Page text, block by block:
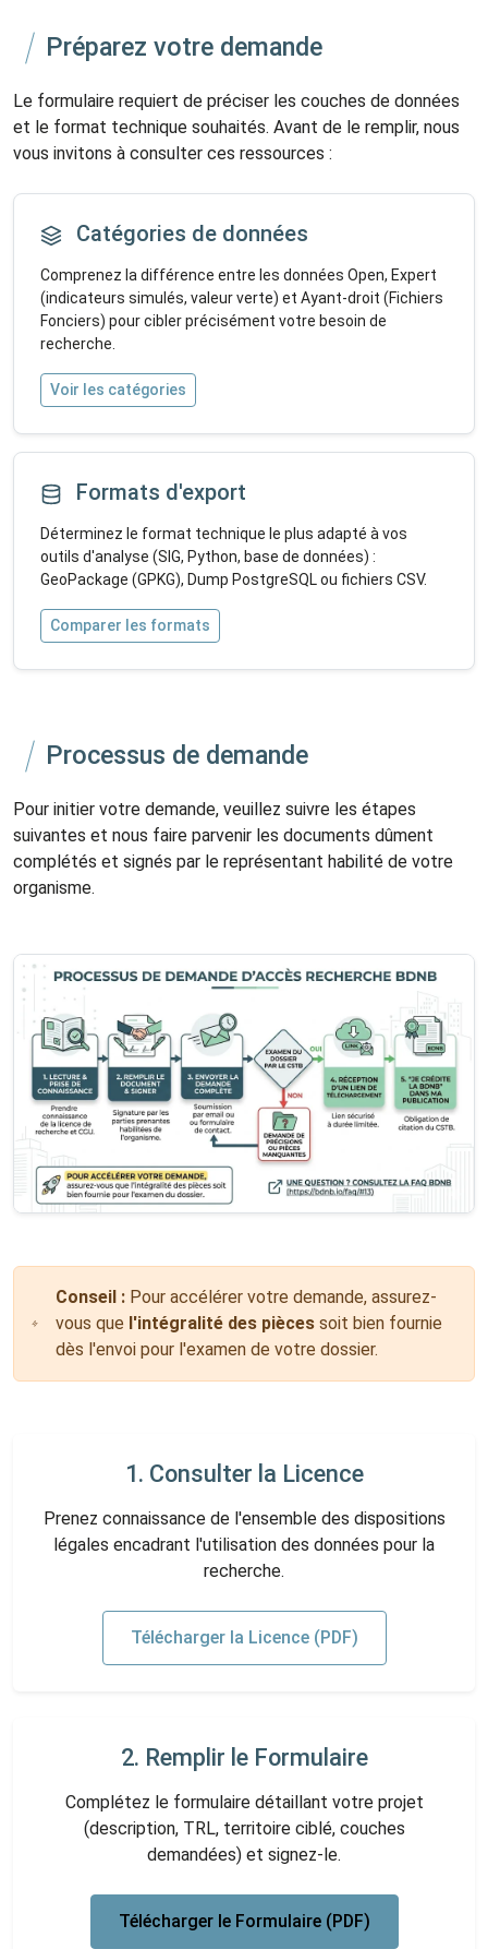
Préparez votre demande
Le formulaire requiert de préciser les couches de données
et le format technique souhaités. Avant de le remplir, nous
vous invitons à consulter ces ressources :
Catégories de données
Comprenez la différence entre les données Open, Expert
(indicateurs simulés, valeur verte) et Ayant-droit (Fichiers
Fonciers) pour cibler précisément votre besoin de
recherche.
Voir les catégories
Formats d'export
Déterminez le format technique le plus adapté à vos
outils d'analyse (SIG, Python, base de données) :
GeoPackage (GPKG), Dump PostgreSQL ou fichiers CSV.
Comparer les formats
Processus de demande
Pour initier votre demande, veuillez suivre les étapes
suivantes et nous faire parvenir les documents dûment
complétés et signés par le représentant habilité de votre
organisme.
Conseil :Pour accélérer votre demande, assurez-
vous que l'intégralité des piècessoit bien fournie
dès l'envoi pour l'examen de votre dossier.
1. Consulter la Licence
Prenez connaissance de l'ensemble des dispositions
légales encadrant l'utilisation des données pour la
recherche.
Télécharger la Licence (PDF)
2. Remplir le Formulaire
Complétez le formulaire détaillant votre projet
(description, TRL, territoire ciblé, couches
demandées) et signez-le.
Télécharger le Formulaire (PDF)